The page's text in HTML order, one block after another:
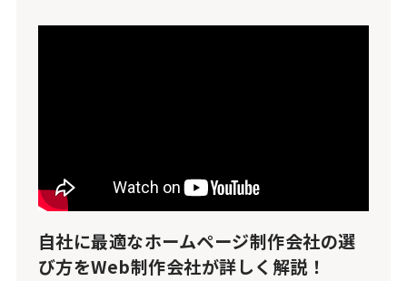
自社に最適なホームページ制作会社の選
び方をWeb制作会社が詳しく解説！